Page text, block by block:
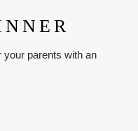
your parents with an